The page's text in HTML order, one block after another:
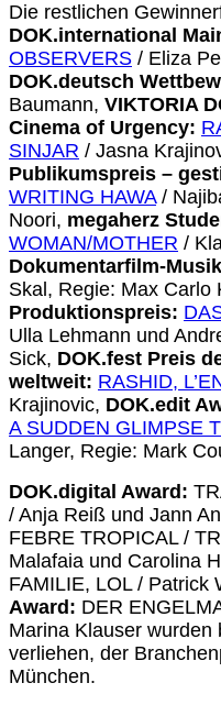
Die restlichen
DOK.international
OBSERVERS / Eliza
DOK.deutsch
Baumann, VIKTORIA
Cinema of Urgency:
SINJAR / Jasna
Publikumspreis –
WRITING HAWA/
Noori, megaherz
WOMAN/MOTHER /
Dokumentarfilm-
Skal, Regie: Max Carlo
Produktionspreis:
Ulla Lehmann und
Sick, DOK.fest Preis
weltweit: RASHID,
Krajinovic, DOK.edit
A SUDDEN GLIMPSE
Langer, Regie: Mark
DOK.digital Award:
/ Anja Reiß und Jann
FEBRE TROPICAL /
Malafaia und Carolina
FAMILIE, LOL / Patrick
Award: DER
Marina Klauser
verliehen, der
München.